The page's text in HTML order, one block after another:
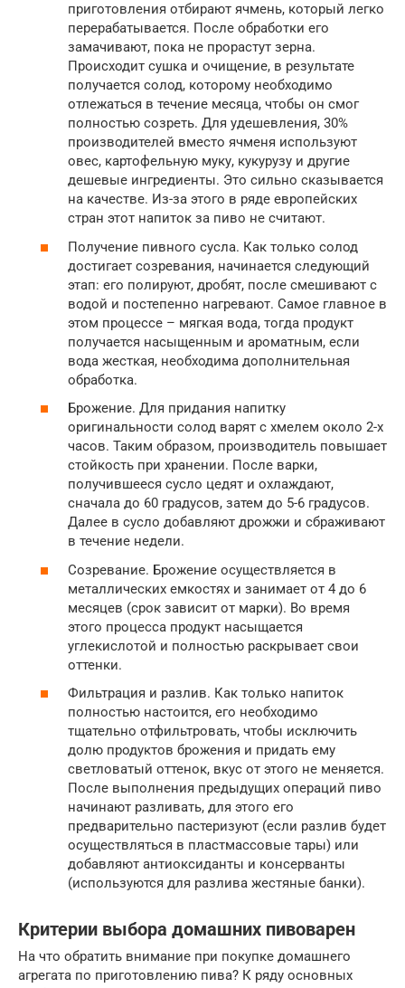
приготовления отбирают ячмень, который легко
перерабатывается. После обработки его
замачивают, пока не прорастут зерна.
Происходит сушка и очищение, в результате
получается солод, которому необходимо
отлежаться в течение месяца, чтобы он смог
полностью созреть. Для удешевления, 30%
производителей вместо ячменя используют
овес, картофельную муку, кукурузу и другие
дешевые ингредиенты. Это сильно сказывается
на качестве. Из-за этого в ряде европейских
стран этот напиток за пиво не считают.
Получение пивного сусла. Как только солод
достигает созревания, начинается следующий
этап: его полируют, дробят, после смешивают с
водой и постепенно нагревают. Самое главное в
этом процессе – мягкая вода, тогда продукт
получается насыщенным и ароматным, если
вода жесткая, необходима дополнительная
обработка.
Брожение. Для придания напитку
оригинальности солод варят с хмелем около 2-х
часов. Таким образом, производитель повышает
стойкость при хранении. После варки,
получившееся сусло цедят и охлаждают,
сначала до 60 градусов, затем до 5-6 градусов.
Далее в сусло добавляют дрожжи и сбраживают
в течение недели.
Созревание. Брожение осуществляется в
металлических емкостях и занимает от 4 до 6
месяцев (срок зависит от марки). Во время
этого процесса продукт насыщается
углекислотой и полностью раскрывает свои
оттенки.
Фильтрация и разлив. Как только напиток
полностью настоится, его необходимо
тщательно отфильтровать, чтобы исключить
долю продуктов брожения и придать ему
светловатый оттенок, вкус от этого не меняется.
После выполнения предыдущих операций пиво
начинают разливать, для этого его
предварительно пастеризуют (если разлив будет
осуществляться в пластмассовые тары) или
добавляют антиоксиданты и консерванты
(используются для разлива жестяные банки).
Критерии выбора домашних пивоварен
На что обратить внимание при покупке домашнего
агрегата по приготовлению пива? К ряду основных